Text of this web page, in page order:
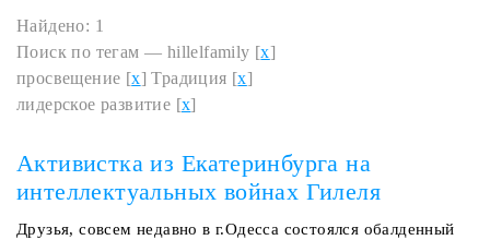
Найдено: 1
Поиск по тегам — hillelfamily [x]
просвещение [x] Традиция [x]
лидерское развитие [x]
Активистка из Екатеринбурга на
интеллектуальных войнах Гилеля
Друзья, совсем недавно в г.Одесса состоялся обалденный